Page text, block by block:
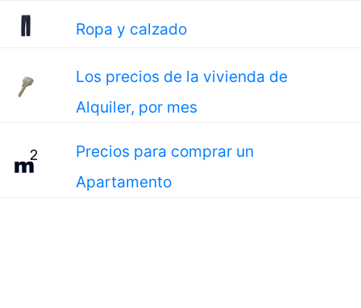
Ropa y calzado
Los precios de la vivienda de
Alquiler, por mes
Precios para comprar un
Apartamento